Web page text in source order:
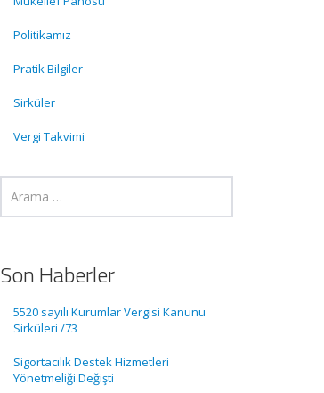
Politikamız
Pratik Bilgiler
Sirküler
Vergi Takvimi
Son Haberler
5520 sayılı Kurumlar Vergisi Kanunu
Sirküleri /73
Sigortacılık Destek Hizmetleri
Yönetmeliği Değişti